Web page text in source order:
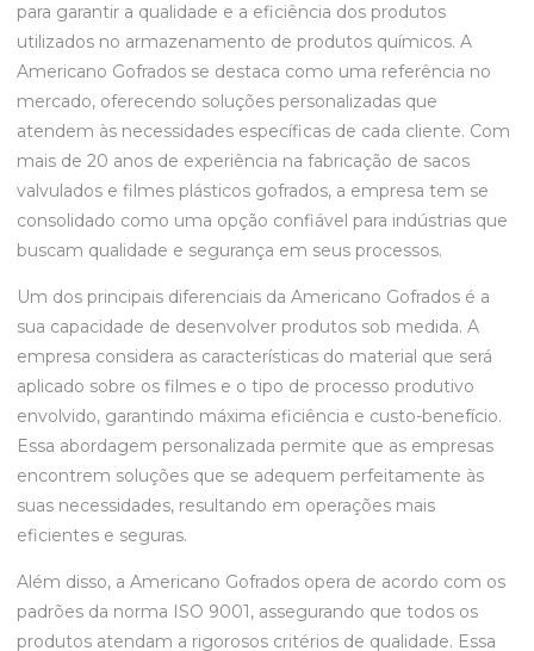
para garantir a qualidade e a eficiência dos produtos
utilizados no armazenamento de produtos químicos. A
Americano Gofrados se destaca como uma referência no
mercado, oferecendo soluções personalizadas que
atendem às necessidades específicas de cada cliente. Com
mais de 20 anos de experiência na fabricação de sacos
valvulados e filmes plásticos gofrados, a empresa tem se
consolidado como uma opção confiável para indústrias que
buscam qualidade e segurança em seus processos.
Um dos principais diferenciais da Americano Gofrados é a
sua capacidade de desenvolver produtos sob medida. A
empresa considera as características do material que será
aplicado sobre os filmes e o tipo de processo produtivo
envolvido, garantindo máxima eficiência e custo-benefício.
Essa abordagem personalizada permite que as empresas
encontrem soluções que se adequem perfeitamente às
suas necessidades, resultando em operações mais
eficientes e seguras.
Além disso, a Americano Gofrados opera de acordo com os
padrões da norma ISO 9001, assegurando que todos os
produtos atendam a rigorosos critérios de qualidade. Essa